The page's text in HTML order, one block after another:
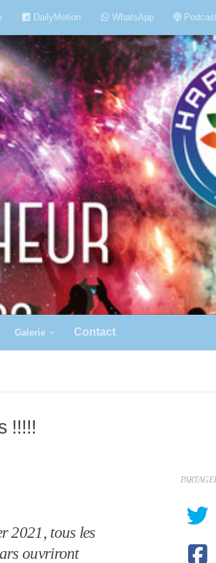
DailyMotion WhatsApp
Galerie Contact
!!!!!
2021, tous les
ouvriront